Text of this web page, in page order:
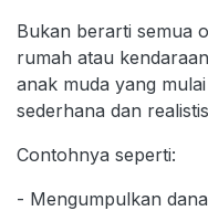
Bukan berarti semua
rumah atau
anak muda yang
sederhana dan
Contohnya seperti:
- Mengumpulkan